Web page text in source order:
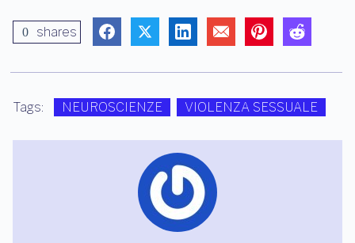
0 shares
Tags: NEUROSCIENZE VIOLENZA SESSUALE